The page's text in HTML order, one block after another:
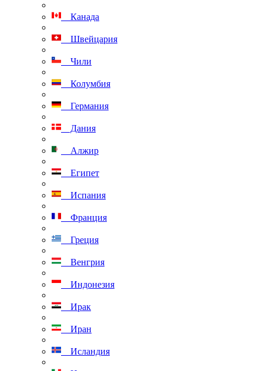
Канада
Швейцария
Чили
Колумбия
Германия
Дания
Алжир
Египет
Испания
Франция
Греция
Венгрия
Индонезия
Ирак
Иран
Исландия